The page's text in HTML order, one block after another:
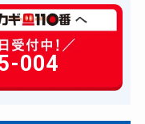
6,600円～(税込)
14,300円～(税込)
14,300円～(税込)
004